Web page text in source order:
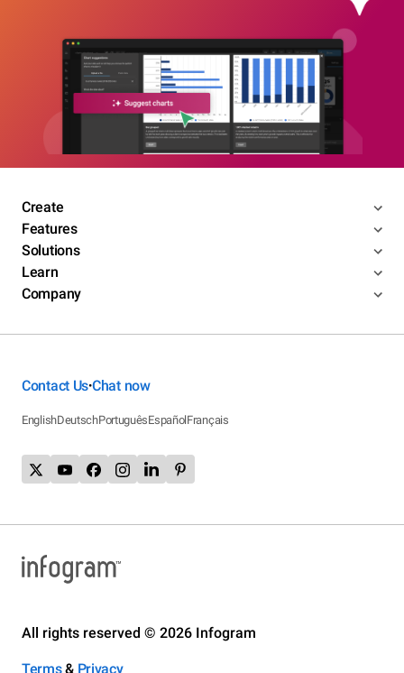
Create
Features
Solutions
Learn
Company
Contact Us•Chat now
EnglishDeutschPortuguêsEspañolFrançais
All rights reserved © 2026 Infogram
Terms& Privacy